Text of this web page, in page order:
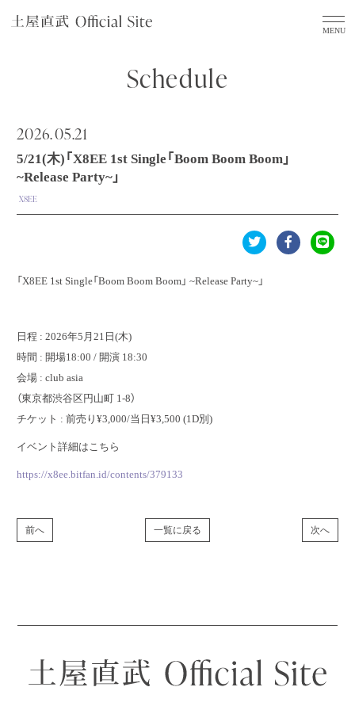
Schedule
2026.05.21
5/21(木)「X8EE 1st Single「Boom Boom Boom」
~Release Party~」
X8EE
「X8EE 1st Single「Boom Boom Boom」 ~Release Party~」
日程 : 2026年5月21日(木)
時間 : 開場18:00 / 開演 18:30
会場 : club asia
（東京都渋谷区円山町 1-8）
チケット : 前売り¥3,000/当日¥3,500 (1D別)
イベント詳細はこちら
https://x8ee.bitfan.id/contents/379133
前へ 一覧に戻る 次へ